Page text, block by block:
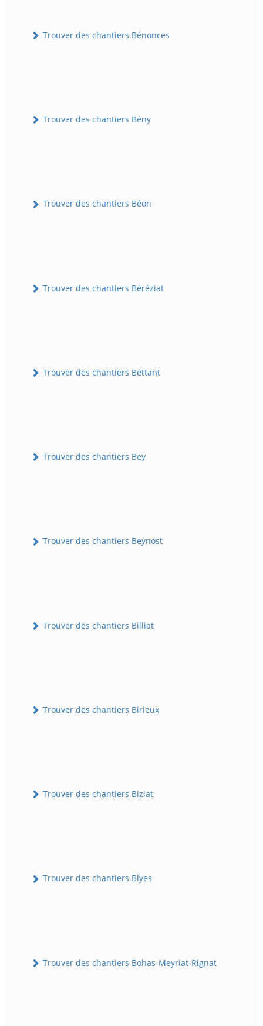
Trouver des chantiers Bénonces
Trouver des chantiers Bény
Trouver des chantiers Béon
Trouver des chantiers Béréziat
Trouver des chantiers Bettant
Trouver des chantiers Bey
Trouver des chantiers Beynost
Trouver des chantiers Billiat
Trouver des chantiers Birieux
Trouver des chantiers Biziat
Trouver des chantiers Blyes
Trouver des chantiers Bohas-Meyriat-Rignat